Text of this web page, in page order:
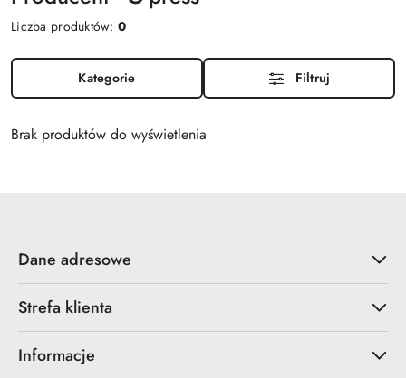
Liczba produktów:0
Kategorie Filtruj
Brak produktów do wyświetlenia
Dane adresowe
Strefa klienta
Informacje